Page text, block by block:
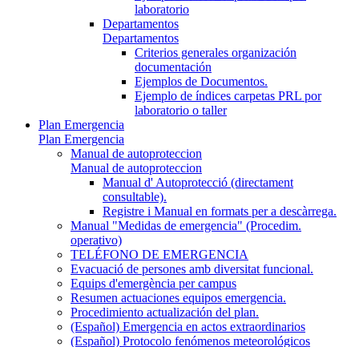
laboratorio
Departamentos
Departamentos
Criterios generales organización
documentación
Ejemplos de Documentos.
Ejemplo de índices carpetas PRL por
laboratorio o taller
Plan Emergencia
Plan Emergencia
Manual de autoproteccion
Manual de autoproteccion
Manual d' Autoprotecció (directament
consultable).
Registre i Manual en formats per a descàrrega.
Manual "Medidas de emergencia" (Procedim.
operativo)
TELÉFONO DE EMERGENCIA
Evacuació de persones amb diversitat funcional.
Equips d'emergència per campus
Resumen actuaciones equipos emergencia.
Procedimiento actualización del plan.
(Español) Emergencia en actos extraordinarios
(Español) Protocolo fenómenos meteorológicos